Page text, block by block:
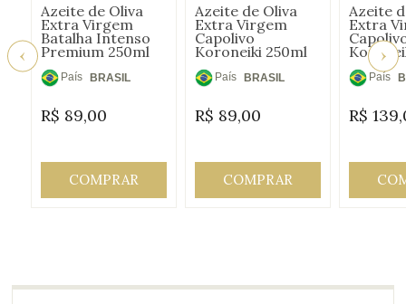
Azeite de Oliva
Extra Virgem
Batalha Intenso
Premium 250ml
País
Origem:
BRASIL
R$ 89,00
COMPRAR
Azeite de Oliva
Extra Virgem
Capolivo
Koroneiki 250ml
País
Origem:
BRASIL
R$ 89,00
COMPRAR
Azeite
Extra
País
R$